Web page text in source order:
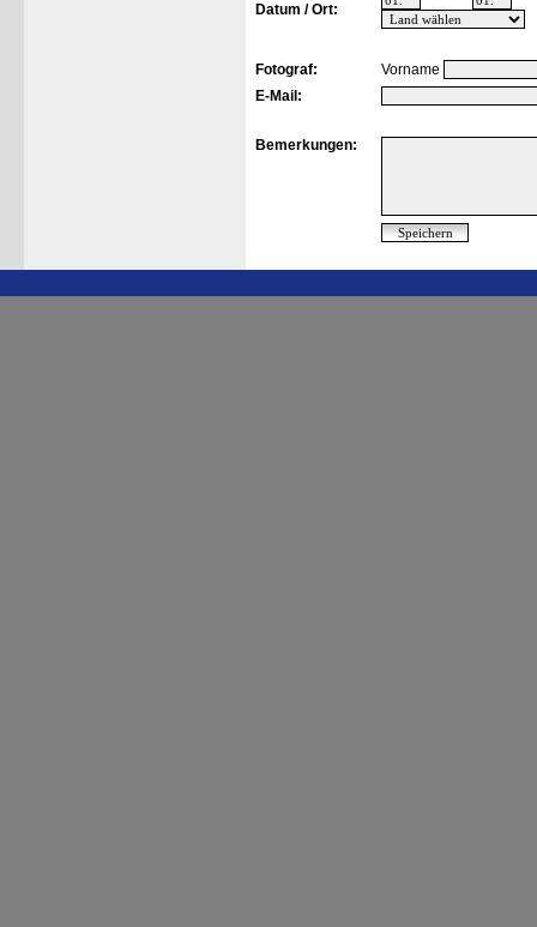
Datum / Ort:
Fotograf:
Vorname
E-Mail:
Bemerkungen: